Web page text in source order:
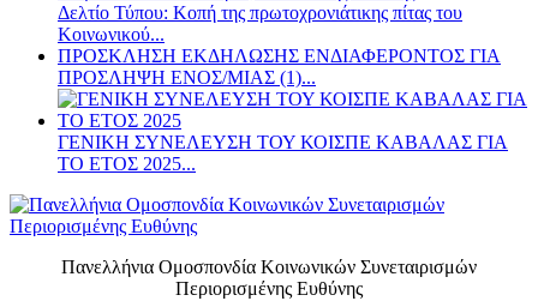
Δελτίο Τύπου: Κοπή της πρωτοχρονιάτικης πίτας του
Κοινωνικού...
ΠΡΟΣΚΛΗΣΗ ΕΚΔΗΛΩΣΗΣ ΕΝΔΙΑΦΕΡΟΝΤΟΣ ΓΙΑ
ΠΡΟΣΛΗΨΗ ΕΝOΣ/ΜΙΑΣ (1)...
ΓΕΝΙΚΗ ΣΥΝΕΛΕΥΣΗ ΤΟΥ ΚΟΙΣΠΕ ΚΑΒΑΛΑΣ ΓΙΑ
ΤΟ ΕΤΟΣ 2025...
Πανελλήνια Ομοσπονδία Κοινωνικών Συνεταιρισμών
Περιορισμένης Ευθύνης